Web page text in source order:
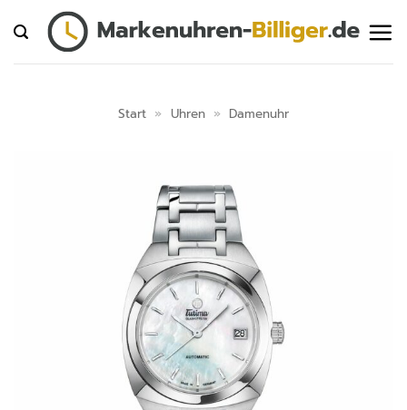
Inhalt
springen
Start » Uhren » Damenuhr